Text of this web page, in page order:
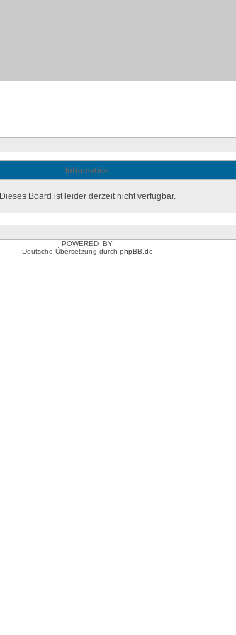
Information
Dieses Board ist leider derzeit nicht verfügbar.
POWERED_BY
Deutsche Übersetzung durch phpBB.de